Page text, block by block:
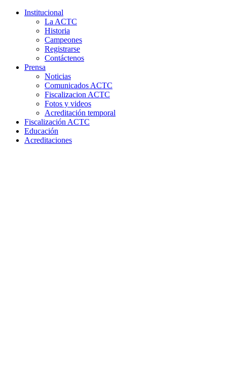
Institucional
La ACTC
Historia
Campeones
Registrarse
Contáctenos
Prensa
Noticias
Comunicados ACTC
Fiscalizacion ACTC
Fotos y videos
Acreditación temporal
Fiscalización ACTC
Educación
Acreditaciones